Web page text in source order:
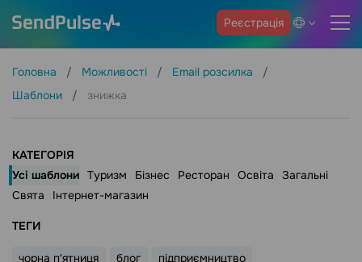
Реєстрація
Головна Можливості
Email розсилка
Шаблони
знижка
КАТЕГОРІЯ
Усі шаблони Туризм Бізнес Ресторан Освіта
Загальні
Свята
Інтернет-магазин
ТЕГИ
чорна п'ятниця блог підприємництво